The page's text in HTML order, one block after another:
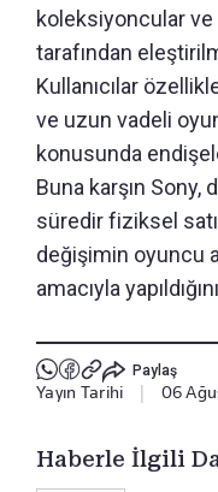
koleksiyoncular
tarafından
Kullanıcılar
ve uzun vadeli
konusunda
Buna karşın Sony,
süredir fiziksel
değişimin oyuncu
amacıyla
Paylaş
Yayın Tarihi 06
Haberle İlgili